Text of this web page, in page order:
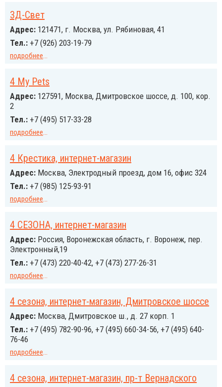
3Д-Свет
Адрес: 121471, г. Москва, ул. Рябиновая, 41
Тел.: +7 (926) 203-19-79
подробнее...
4 My Pets
Адрес: 127591, Москва, Дмитровское шоссе, д. 100, кор.
2
Тел.: +7 (495) 517-33-28
подробнее...
4 Крестика, интернет-магазин
Адрес: Москва, Электродный проезд, дом 16, офис 324
Тел.: +7 (985) 125-93-91
подробнее...
4 СЕЗОНА, интернет-магазин
Адрес: Россия, Воронежская область, г. Воронеж, пер.
Электронный,19
Тел.: +7 (473) 220-40-42, +7 (473) 277-26-31
подробнее...
4 сезона, интернет-магазин, Дмитровское шоссе
Адрес: Москва, Дмитровское ш., д. 27 корп. 1
Тел.: +7 (495) 782-90-96, +7 (495) 660-34-56, +7 (495) 640-
76-46
подробнее...
4 сезона, интернет-магазин, пр-т Вернадского